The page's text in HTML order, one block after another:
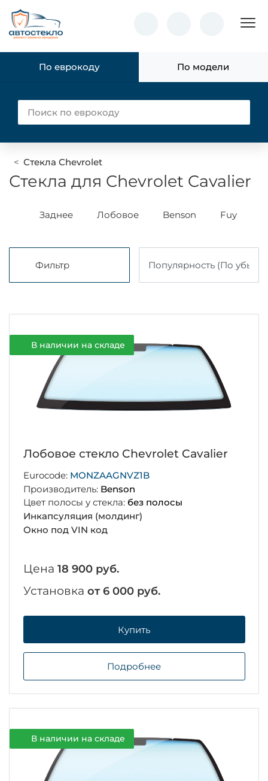
По еврокоду По модели
Стекла Chevrolet
Стекла для Chevrolet Cavalier
Заднее Лобовое Benson Fuyao
Фильтр
В наличии на складе
Лобовое стекло Chevrolet Cavalier
Eurocode: MONZAAGNVZ1B
Производитель: Benson
Цвет полосы у стекла: без полосы
Инкапсуляция (молдинг)
Окно под VIN код
Цена 18 900 руб.
Установка от 6 000 руб.
Купить
Подробнее
В наличии на складе